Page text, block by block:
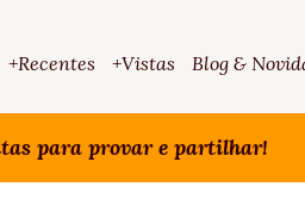
+Recentes +Vistas Blog &
para provar e partilhar!